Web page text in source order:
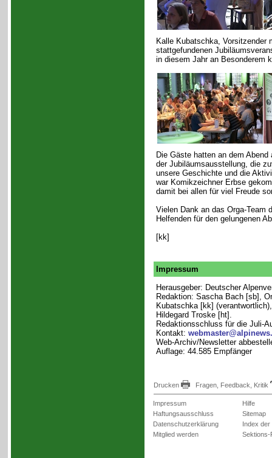
Kalle Kubatschka, Vorsitzender
stattgefundenen
in diesem Jahr an Besonderem
Die Gäste hatten an dem
der Jubiläumsausstellung, die
unsere Geschichte und die
war Komikzeichner Erbse
damit bei allen für viel Freude
Vielen Dank an das Orga-Team
Helfenden für den gelungenen
[kk]
Impressum
Herausgeber: Deutscher
Redaktion: Sascha Bach [sb],
Kubatschka [kk]
Hildegard Troske [ht].
Redaktionsschluss für die Juli-
Kontakt:
Web-Archiv/Newsletter
Auflage: 44.585 Empfänger
Drucken Fragen, Feedback, Kritik
Impressum
Haftungsausschluss
Datenschutzerklärung
Mitglied werden
Hilfe
Sitemap
Index der
Sektions-